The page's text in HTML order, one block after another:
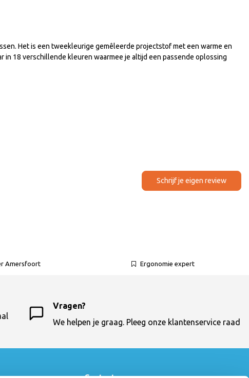
Het is een tweekleurige gemêleerde projectstof met een warme en
18 verschillende kleuren waarmee je altijd een passende oplossing
Schrijf je eigen review
Amersfoort Ergonomie expert
Vragen?
We helpen je graag. Pleeg onze klantenservice raad